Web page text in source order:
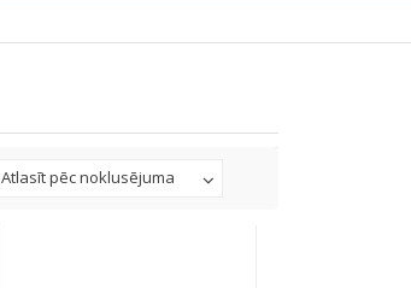
Atlasīt pēc noklusējuma